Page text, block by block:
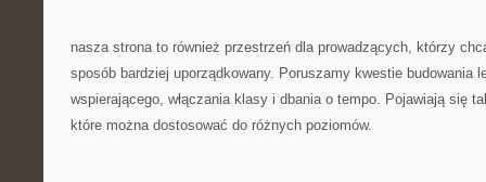
nasza strona to również przestrzeń dla prowadzących, którzy
sposób bardziej uporządkowany. Poruszamy kwestie budowania
wspierającego, włączania klasy i dbania o tempo. Pojawiają się
które można dostosować do różnych poziomów.